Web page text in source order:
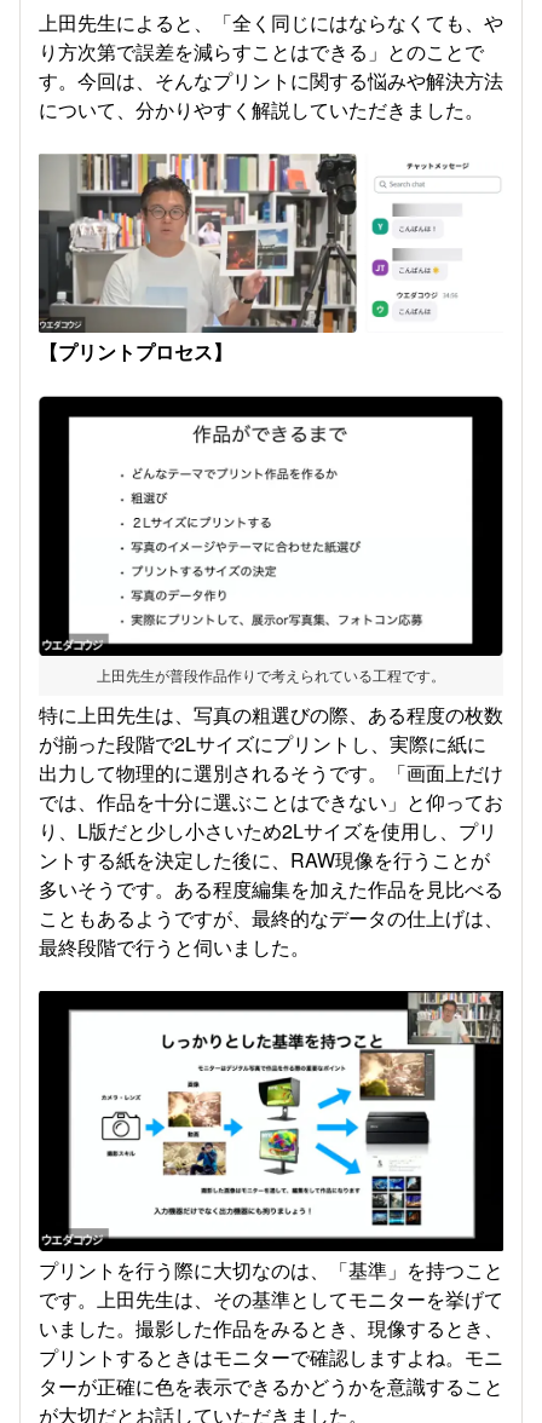
上田先生によると、「全く同じにはならなくても、や
り方次第で誤差を減らすことはできる」とのことで
す。今回は、そんなプリントに関する悩みや解決方法
について、分かりやすく解説していただきました。
【プリントプロセス】
上田先生が普段作品作りで考えられている工程です。
特に上田先生は、写真の粗選びの際、ある程度の枚数
が揃った段階で2Lサイズにプリントし、実際に紙に
出力して物理的に選別されるそうです。「画面上だけ
では、作品を十分に選ぶことはできない」と仰ってお
り、L版だと少し小さいため2Lサイズを使用し、プリ
ントする紙を決定した後に、RAW現像を行うことが
多いそうです。ある程度編集を加えた作品を見比べる
こともあるようですが、最終的なデータの仕上げは、
最終段階で行うと伺いました。
プリントを行う際に大切なのは、「基準」を持つこと
です。上田先生は、その基準としてモニターを挙げて
いました。撮影した作品をみるとき、現像するとき、
プリントするときはモニターで確認しますよね。モニ
ターが正確に色を表示できるかどうかを意識すること
が大切だとお話していただきました。